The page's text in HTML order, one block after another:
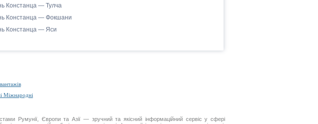
Констанца — Тулча
Констанца — Фокшани
Констанца — Яси
Міжнародні
Румунії, Європи та Азії — зручний та якісний інформаційний сервіс у сфері